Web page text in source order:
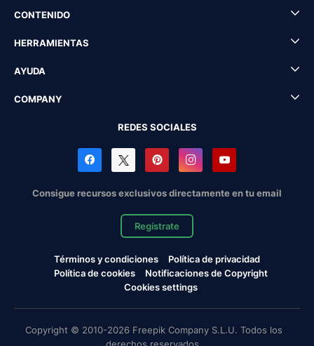
CONTENIDO
HERRAMIENTAS
AYUDA
COMPANY
REDES SOCIALES
Consigue recursos exclusivos directamente en tu email
Regístrate
Términos y condiciones
Política de privacidad
Política de cookies
Notificaciones de Copyright
Cookies settings
Copyright © 2010-2026 Freepik Company S.L.U. Todos los